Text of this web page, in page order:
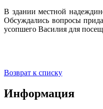
В здании местной
Обсуждались вопросы
усопшего Василия для
Возврат к списку
Информация